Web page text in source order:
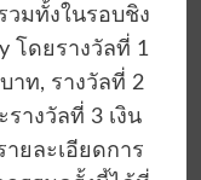
วมทั้งในรอบชิง
โดยรางวัลที่ 1
าท, รางวัลที่ 2
างวัลที่ 3 เงิน
ยละเอียดการ